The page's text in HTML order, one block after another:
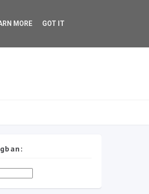
MORE GOT IT